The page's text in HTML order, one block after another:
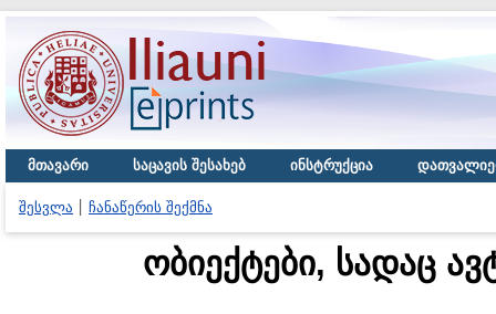
მთავარი საცავის შესახებ ინსტრუქცია
შესვლა ჩანაწერის შექმნა
ობიექტები, სადაც